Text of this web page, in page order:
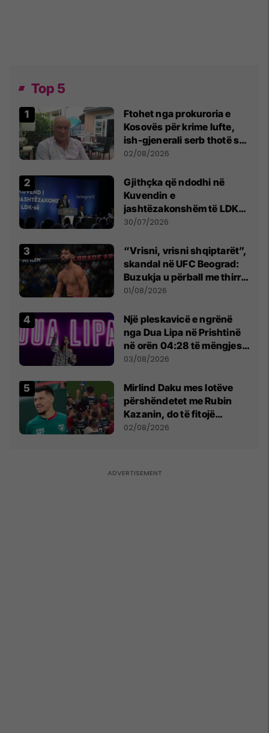
Top 5
Ftohet nga prokuroria e
Kosovës për krime lufte,
ish-gjenerali serb thotë se
dikush e tradhtoi në
02/08/2026
Gjithçka që ndodhi në
Kuvendin e
jashtëzakonshëm të LDK-
së
30/07/2026
“Vrisni, vrisni shqiptarët”,
skandal në UFC Beograd:
Buzukja u përball me thirrje
anti-shqiptare nga
01/08/2026
Një pleskavicë e ngrënë
nga Dua Lipa në Prishtinë
në orën 04:28 të mëngjesit
- dhe bota digjitale serbe
03/08/2026
Mirlind Daku mes lotëve
përshëndetet me Rubin
Kazanin, do të fitojë
miliona te Spartak Moska
02/08/2026